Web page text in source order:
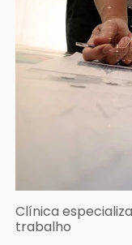
Clínica
trabalho